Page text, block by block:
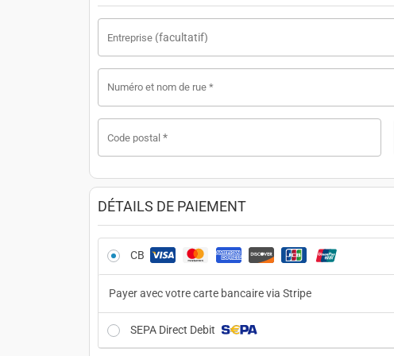
Entreprise (facultatif)
Numéro et nom de rue *
Code postal *
DÉTAILS DE PAIEMENT
CB
Payer avec votre carte bancaire via Stripe
SEPA Direct Debit